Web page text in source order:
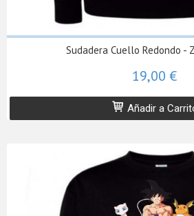
Sudadera Cuello Redondo -
19,00 €
Añadir a